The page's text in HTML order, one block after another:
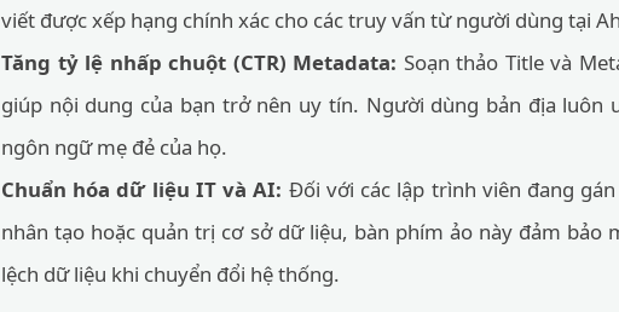
viết được xếp hạng chính xác cho các truy vấn từ người dùng tại
Tăng tỷ lệ nhấp chuột (CTR) Metadata: Soạn thảo Title và
giúp nội dung của bạn trở nên uy tín. Người dùng bản địa luôn
ngôn ngữ mẹ đẻ của họ.
Chuẩn hóa dữ liệu IT và AI: Đối với các lập trình viên đang
nhân tạo hoặc quản trị cơ sở dữ liệu, bàn phím ảo này đảm
lệch dữ liệu khi chuyển đổi hệ thống.